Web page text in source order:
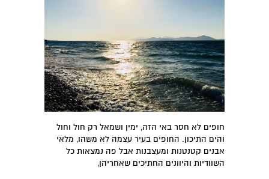
חופים לא חסר באי הזה, ימין ושמאל רק חול וחול
והים התיכון. החופים בעיר עצמה לא משהו, מלאי
אבנים קטנטנות ומעצבנות אבל פה נמצאות כל
השוודיות והיוונים החתיכים שאחריהן,